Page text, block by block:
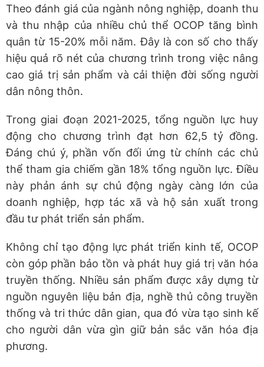
Theo đánh giá của ngành nông nghiệp, doanh thu
và thu nhập của nhiều chủ thể OCOP tăng bình
quân từ 15-20% mỗi năm. Đây là con số cho thấy
hiệu quả rõ nét của chương trình trong việc nâng
cao giá trị sản phẩm và cải thiện đời sống người
dân nông thôn.
Trong giai đoạn 2021-2025, tổng nguồn lực huy
động cho chương trình đạt hơn 62,5 tỷ đồng.
Đáng chú ý, phần vốn đối ứng từ chính các chủ
thể tham gia chiếm gần 18% tổng nguồn lực. Điều
này phản ánh sự chủ động ngày càng lớn của
doanh nghiệp, hợp tác xã và hộ sản xuất trong
đầu tư phát triển sản phẩm.
Không chỉ tạo động lực phát triển kinh tế, OCOP
còn góp phần bảo tồn và phát huy giá trị văn hóa
truyền thống. Nhiều sản phẩm được xây dựng từ
nguồn nguyên liệu bản địa, nghề thủ công truyền
thống và tri thức dân gian, qua đó vừa tạo sinh kế
cho người dân vừa gìn giữ bản sắc văn hóa địa
phương.